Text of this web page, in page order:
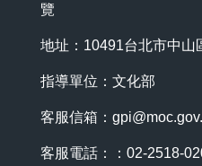
覽
地址：10491台北市中山
指導單位：文化部
客服信箱：
客服電話：：02-2518-